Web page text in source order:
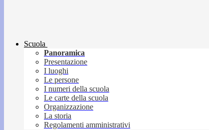
Scuola
Panoramica
Presentazione
I luoghi
Le persone
I numeri della scuola
Le carte della scuola
Organizzazione
La storia
Regolamenti amministrativi